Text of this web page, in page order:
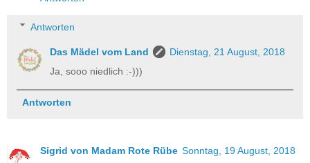
Antworten
Das Mädel vom Land
Dienstag, 21 August, 2018
Ja, sooo niedlich :-)))
Antworten
Sigrid von Madam Rote Rübe Sonntag, 19 August, 2018